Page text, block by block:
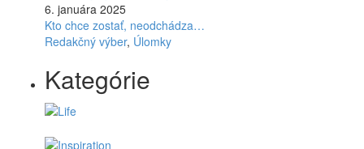
6. januára 2025
Kto chce zostať, neodchádza…
Redakčný výber, Úlomky
Kategórie